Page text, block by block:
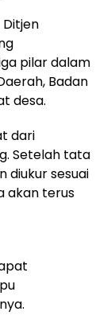
pilar dalam
Badan
desa.
dari
Setelah tata
diukur sesuai
akan terus